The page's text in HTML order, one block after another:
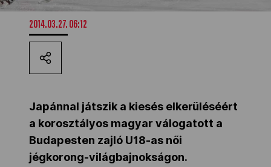
MOB
Kettőskarrier-program
NOB
Társszervezetek
2014.03.27. 06:12
Japánnal játszik a kiesés elkerüléséért
a korosztályos magyar válogatott a
Budapesten zajló U18-as női
jégkorong-világbajnokságon.